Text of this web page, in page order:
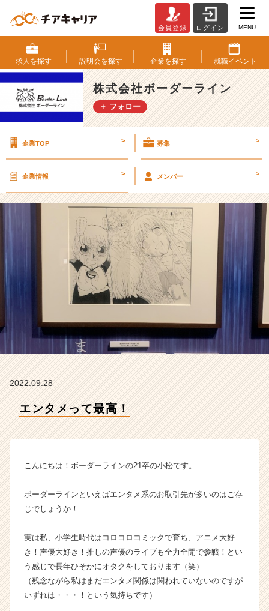
ン
タ
メ
っ
て
最
会
ー
ダ
ー
ラ
イ
ン
の
タ
ラ
イ
ン】
ャ
企
ら
ウ
ト
が
く
就
会員登録 ログイン MENU
求人を探す 説明会を探す 企業を探す 就職イベント
株式会社ボーダーライン
＋ フォロー
企業TOP > 募集 >
企業情報 > メンバー >
2022.09.28
エンタメって最高！
こんにちは！ボーダーラインの21卒の小松です。
ボーダーラインといえばエンタメ系のお取引先が多いのはご存
じでしょうか！
実は私、小学生時代はコロコロコミックで育ち、アニメ大好
き！声優大好き！推しの声優のライブも全力全開で参戦！とい
う感じで長年ひそかにオタクをしております（笑）
（残念ながら私はまだエンタメ関係は関われていないのですが
いずれは・・・！という気持ちです）